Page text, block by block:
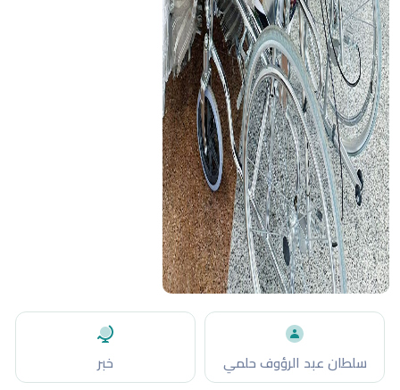
سلطان عبد الرؤوف حلمي خبر